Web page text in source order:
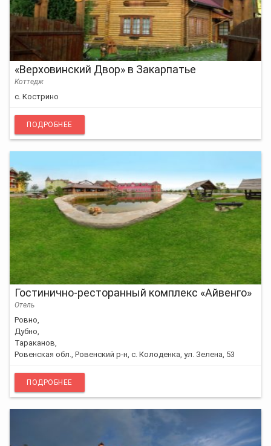
«Верховинский Двор» в Закарпатье
Коттедж
с. Кострино
ПОДРОБНЕЕ
Гостинично-ресторанный комплекс «Айвенго»
Отель
Ровно,
Дубно,
Тараканов,
Ровенская обл., Ровенский р-н, с. Колоденка, ул. Зелена, 53
ПОДРОБНЕЕ